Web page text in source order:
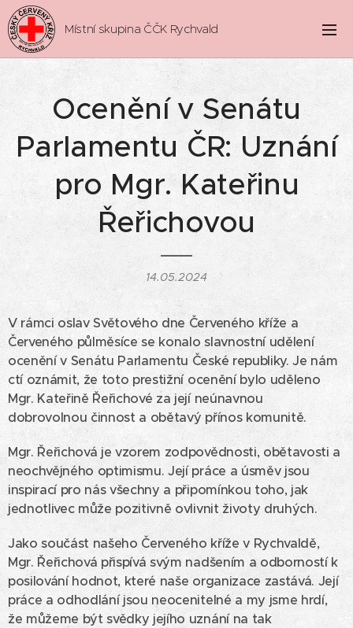
Místní skupina ČČK Rychvald
Ocenění v Senátu
Parlamentu ČR: Uznání
pro Mgr. Kateřinu
Řeřichovou
14.05.2024
V rámci oslav Světového dne Červeného kříže a
Červeného půlměsíce se konalo slavnostní udělení
ocenění v Senátu Parlamentu České republiky. Je nám
ctí oznámit, že toto prestižní ocenění bylo uděleno
Mgr. Kateřině Řeřichové za její neúnavnou
dobrovolnou činnost a obětavý přínos komunitě.
Mgr. Řeřichová je vzorem zodpovědnosti, obětavosti a
neochvějného optimismu. Její práce a úsměv jsou
inspirací pro nás všechny a připomínkou toho, jak
jednotlivec může pozitivně ovlivnit životy druhých.
Jako součást našeho Červeného kříže v Rychvaldě,
Mgr. Řeřichová přispívá svým nadšením a odborností k
posilování hodnot, které naše organizace zastává. Její
práce a odhodlání jsou neocenitelné a my jsme hrdí,
že můžeme být svědky jejího uznání na tak